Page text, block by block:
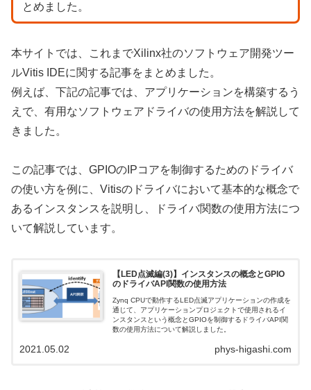
とめました。
本サイトでは、これまでXilinx社のソフトウェア開発ツー
ルVitis IDEに関する記事をまとめました。
例えば、下記の記事では、アプリケーションを構築するう
えで、有用なソフトウェアドライバの使用方法を解説して
きました。
この記事では、GPIOのIPコアを制御するためのドライバ
の使い方を例に、Vitisのドライバにおいて基本的な概念で
あるインスタンスを説明し、ドライバ関数の使用方法につ
いて解説しています。
【LED点滅編(3)】インスタンスの概念とGPIO
のドライバAPI関数の使用方法
Zynq CPUで動作するLED点滅アプリケーションの作成を
通じて、アプリケーションプロジェクトで使用されるイ
ンスタンスという概念とGPIOを制御するドライバAPI関
数の使用方法について解説しました。
phys-higashi.com
2021.05.02